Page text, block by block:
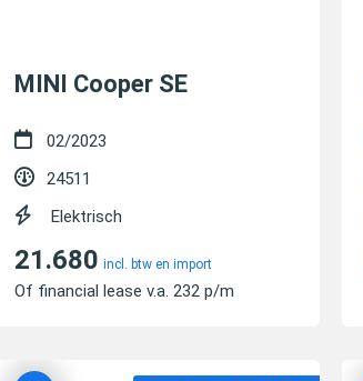
MINI Cooper SE
02/2023
24511
Elektrisch
21.680 incl. btw en import
Of financial lease v.a. 232 p/m